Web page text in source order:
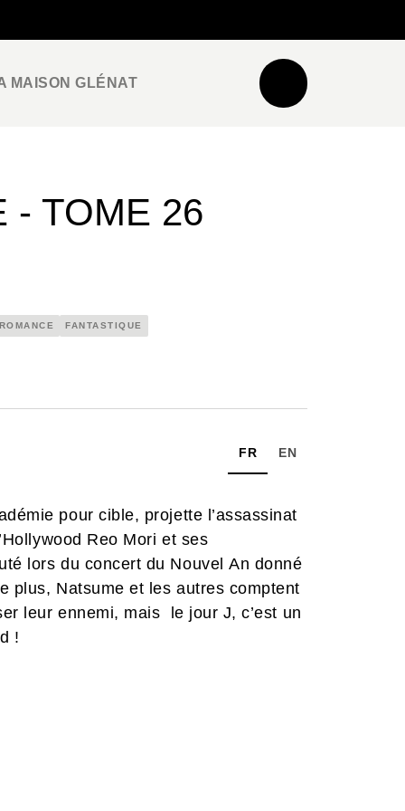
MAISON GLÉNAT
- TOME 26
ROMANCE FANTASTIQUE
FR EN
pour cible, projette l’assassinat
Reo Mori et ses
lors du concert du Nouvel An donné
plus, Natsume et les autres comptent
leur ennemi, mais le jour J, c’est un
!